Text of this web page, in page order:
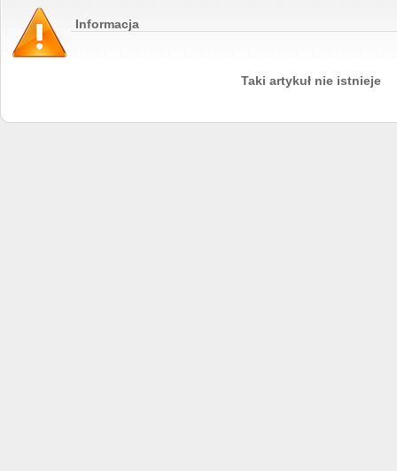
Informacja
Taki artykuł nie istnieje